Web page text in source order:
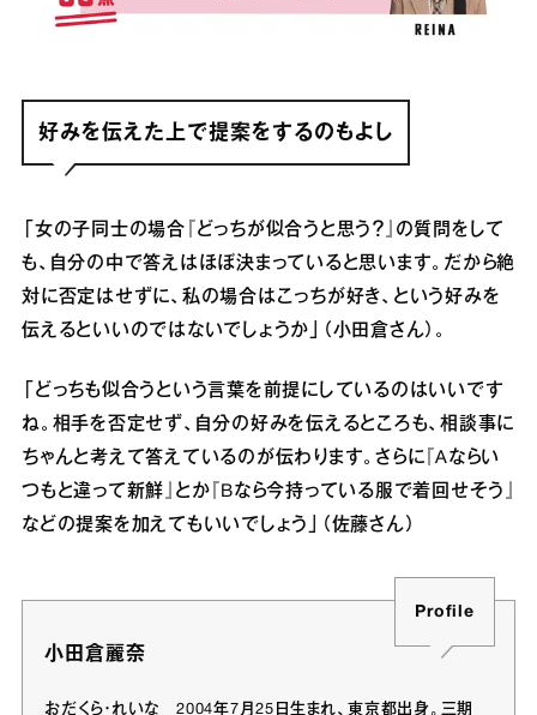
好みを伝えた上で提案をするのもよし
「女の子同士の場合『どっちが似合うと思う？』の質問をして
も、自分の中で答えはほぼ決まっていると思います。だから絶
対に否定はせずに、私の場合はこっちが好き、という好みを
伝えるといいのではないでしょうか」（小田倉さん）。
「どっちも似合うという言葉を前提にしているのはいいです
ね。相手を否定せず、自分の好みを伝えるところも、相談事に
ちゃんと考えて答えているのが伝わります。さらに『Aならい
つもと違って新鮮』とか『Bなら今持っている服で着回せそう』
などの提案を加えてもいいでしょう」（佐藤さん）
Profile
小田倉麗奈
おだくら・れいな 2004年7月25日生まれ、東京都出身。三期